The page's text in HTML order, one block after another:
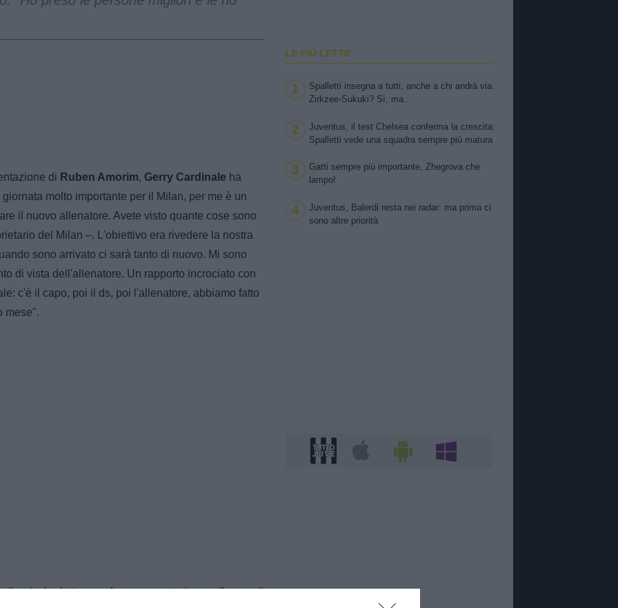
di Ruben Amorim, Gerry Cardinale ha
molto importante per il Milan, per me è un
il nuovo allenatore. Avete visto quante cose sono
del Milan –. L'obiettivo era rivedere la nostra
sono arrivato ci sarà tanto di nuovo. Mi sono
di vista dell'allenatore. Un rapporto incrociato con
c'è il capo, poi il ds, poi l'allenatore, abbiamo fatto
mese".
ho fatto uno sforzo per costruire e rafforzare il
LE PIÙ LETTE
1
Spalletti insegna a tutti, anche a chi andrà via.
Zirkzee-Sukuki? Sì, ma...
2
Juventus, il test Chelsea conferma la crescita:
Spalletti vede una squadra sempre più matura
3
Gatti sempre più importante, Zhegrova che
lampo!
4
Juventus, Balerdi resta nei radar: ma prima ci
sono altre priorità